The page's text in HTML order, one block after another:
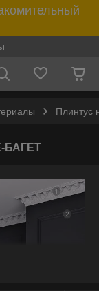
Плинтус
БАГЕТ